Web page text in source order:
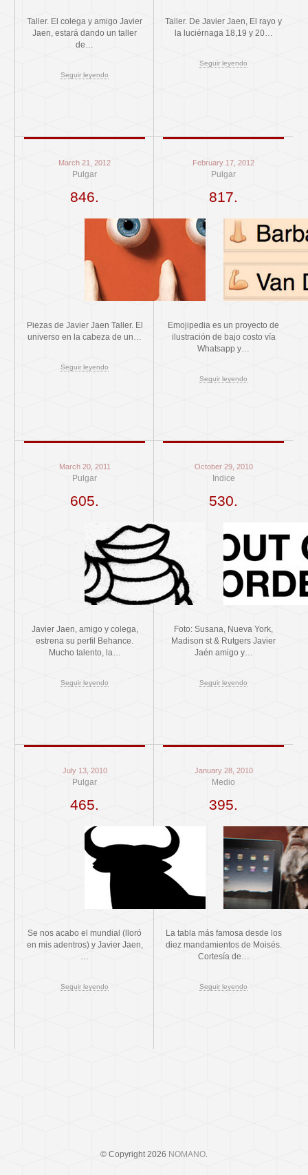
Taller. El colega y amigo Javier
Jaen, estará dando un taller
de…
Seguir leyendo
Taller. De Javier Jaen, El rayo y
la luciérnaga 18,19 y 20…
Seguir leyendo
March 21, 2012
Pulgar
846.
Piezas de Javier Jaen Taller. El
universo en la cabeza de un…
Seguir leyendo
February 17, 2012
Pulgar
817.
Emojipedia es un proyecto de
ilustración de bajo costo vía
Whatsapp y…
Seguir leyendo
March 20, 2011
Pulgar
605.
Javier Jaen, amigo y colega,
estrena su perfil Behance.
Mucho talento, la…
Seguir leyendo
October 29, 2010
Indice
530.
Foto: Susana, Nueva York,
Madison st & Rutgers Javier
Jaén amigo y…
Seguir leyendo
July 13, 2010
Pulgar
465.
Se nos acabo el mundial (lloró
en mis adentros) y Javier Jaen,
Seguir leyendo
January 28, 2010
Medio
395.
La tabla más famosa desde los
diez mandamientos de Moisés.
Cortesía de…
Seguir leyendo
© Copyright 2026 NOMANO